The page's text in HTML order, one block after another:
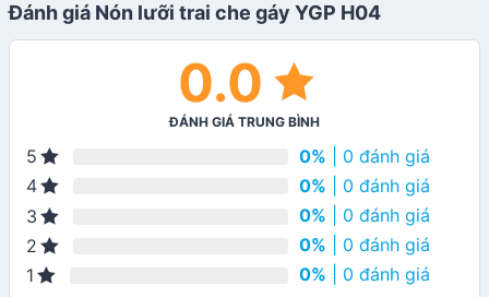
Đánh giá Nón lưỡi trai che gáy YGP H04
0.0
ĐÁNH GIÁ TRUNG BÌNH
5 0% | 0 đánh giá
4
0% | 0 đánh giá
3
0% | 0 đánh giá
2
0% | 0 đánh giá
1
0% | 0 đánh giá